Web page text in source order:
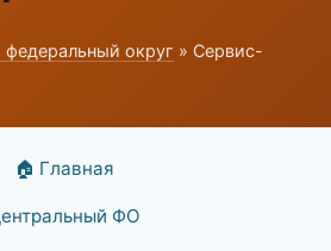
округ » Сервис-
🏠 Главная
ФО